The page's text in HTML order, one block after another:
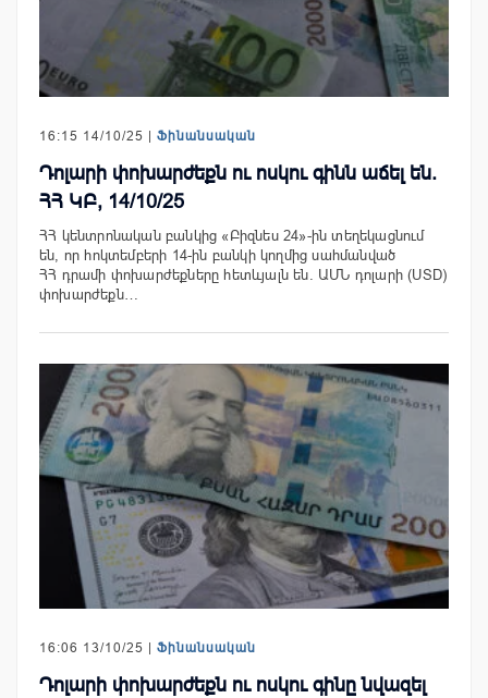
16:15 14/10/25 | Ֆինանսական
Դոլարի փոխարժեքն ու ոսկու գինն աճել են.
ՀՀ ԿԲ, 14/10/25
ՀՀ կենտրոնական բանկից «Բիզնես 24»-ին տեղեկացնում
են, որ հոկտեմբերի 14-ին բանկի կողմից սահմանված
ՀՀ դրամի փոխարժեքները հետևյալն են. ԱՄՆ դոլարի (USD)
փոխարժեքն…
16:06 13/10/25 | Ֆինանսական
Դոլարի փոխարժեքն ու ոսկու գինը նվազել